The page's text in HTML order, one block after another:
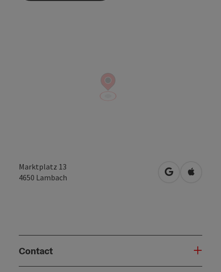
Marktplatz 13
4650 Lambach Openen in
Contact